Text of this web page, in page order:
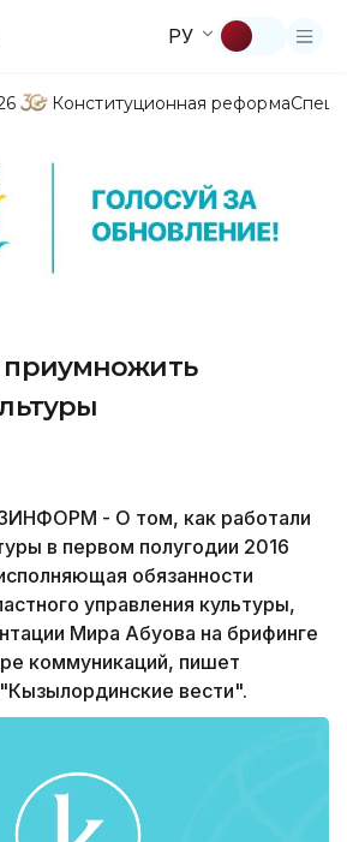
РУ
Конституционная реформа
приумножить
- О том, как работали
в первом полугодии 2016
обязанности
управления культуры,
Мира Абуова на брифинге
коммуникаций, пишет
вести".